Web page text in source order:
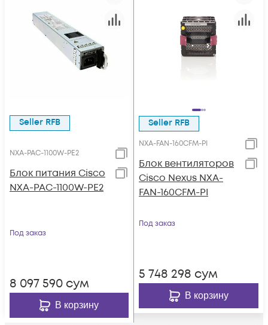
Seller RFB
NXA-PAC-1100W-PE2
Блок питания Cisco
NXA-PAC-1100W-PE2
Под заказ
8 097 590 сум
В корзину
Seller RFB
NXA-FAN-160CFM-PI
Блок вентиляторов
Cisco Nexus NXA-
FAN-160CFM-PI
Под заказ
5 748 298 сум
В корзину